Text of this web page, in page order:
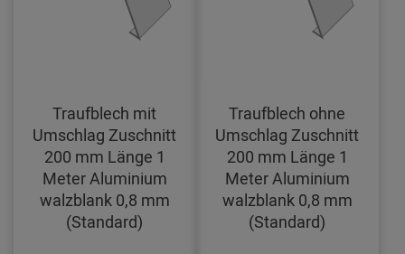
Traufblech mit
Umschlag Zuschnitt
200 mm Länge 1
Meter Aluminium
walzblank 0,8 mm
(Standard)
Traufblech ohne
Umschlag Zuschnitt
200 mm Länge 1
Meter Aluminium
walzblank 0,8 mm
(Standard)